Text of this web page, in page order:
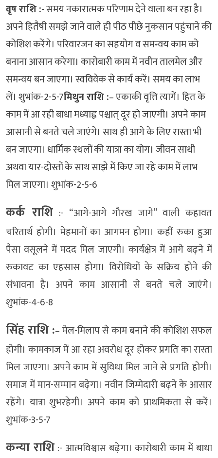
वृष राशि :-समय नकारात्मक परिणाम देने वाला बन रहा है।
अपने हितैषी समझे जाने वाले ही पीठ पीछे नुकसान पहुंचाने की
कोशिश करेंगे। परिवारजन का सहयोग व समन्वय काम को
बनाना आसान करेगा। कारोबारी काम में नवीन तालमेल और
समन्वय बन जाएगा। स्वविवेक से कार्य करें। समय का लाभ
लें। शुभांक-2-5-7मिथुन राशि :– एकाकी वृत्ति त्यागें। हित के
काम में आ रही बाधा मध्याह्न पश्चात् दूर हो जाएगी। अपने काम
आसानी से बनते चले जाएंगे। साथ ही आगे के लिए रास्ता भी
बन जाएगा। धार्मिक स्थलों की यात्रा का योग। जीवन साथी
अथवा यार-दोस्तों के साथ साझे में किए जा रहे काम में लाभ
मिल जाएगा। शुभांक-2-5-6
कर्क राशि:- “आगे-आगे गौरख जागे” वाली कहावत
चरितार्थ होगी। मेहमानों का आगमन होगा। कहीं रुका हुआ
पैसा वसूलने में मदद मिल जाएगी। कार्यक्षेत्र में आगे बढ़ने में
रुकावट का एहसास होगा। विरोधियों के सक्रिय होने की
संभावना है। अपने काम आसानी से बनते चले जाएंगे।
शुभांक-4-6-8
सिंह राशि :– मेल-मिलाप से काम बनाने की कोशिश सफल
होगी। कामकाज में आ रहा अवरोध दूर होकर प्रगति का रास्ता
मिल जाएगा। अपने काम में सुविधा मिल जाने से प्रगति होगी।
समाज में मान-सम्मान बढ़ेगा। नवीन जिम्मेदारी बढ़ने के आसार
रहेंगे। यात्रा शुभरहेगी। अपने काम को प्राथमिकता से करें।
शुभांक-3-5-7
कन्या राशि:- आत्मविश्वास बढ़ेगा। कारोबारी काम में बाधा